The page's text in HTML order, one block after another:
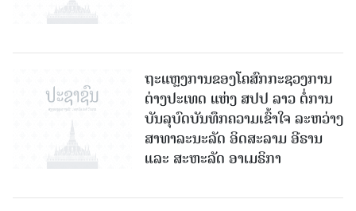
ຖະແຫຼງການຂອງໂຄສົກກະຊວງການ
ຕ່າງປະເທດ ແຫ່ງ ສປປ ລາວ ຕໍ່ການ
ບັນລຸບົດບັນທຶກຄວາມເຂົ້າໃຈ ລະຫວ່າງ
ສາທາລະນະລັດ ອິດສະລາມ ອີຣານ
ແລະ ສະຫະລັດ ອາເມຣິກາ